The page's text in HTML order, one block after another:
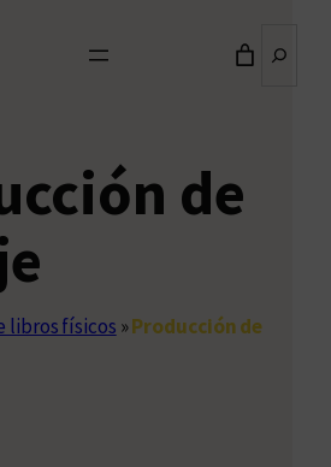
de
libros físicos »Producción de